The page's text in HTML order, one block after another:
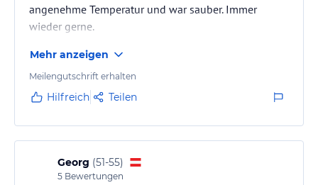
angenehme Temperatur und war sauber. Immer
wieder gerne.
Mehr anzeigen
Meilengutschrift erhalten
Hilfreich Teilen
Georg (51-55)
5 Bewertungen